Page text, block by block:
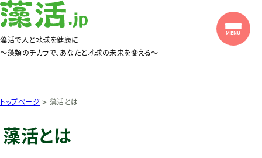
藻活で人と地球を健康に
〜藻類のチカラで、あなたと地球の未来を変える〜
トップページ > 藻活とは
藻活とは